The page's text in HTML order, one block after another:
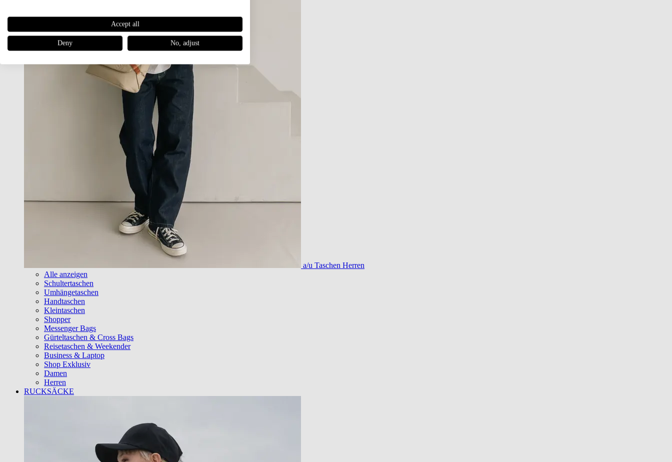
a/u Taschen Herren
Alle anzeigen
Schultertaschen
Umhängetaschen
Handtaschen
Kleintaschen
Shopper
Messenger Bags
Gürteltaschen & Cross Bags
Reisetaschen & Weekender
Business & Laptop
Shop Exklusiv
Damen
Herren
RUCKSÄCKE
Accept all
Deny No, adjust